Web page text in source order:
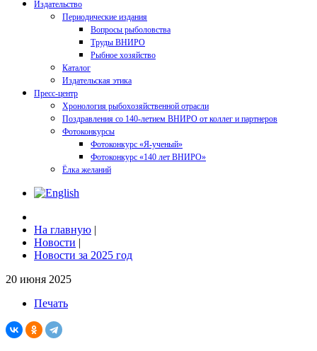
Издательство
Периодические издания
Вопросы рыболовства
Труды ВНИРО
Рыбное хозяйство
Каталог
Издательская этика
Пресс-центр
Хронология рыбохозяйственной отрасли
Поздравления со 140-летием ВНИРО от коллег и партнеров
Фотоконкурсы
Фотоконкурс «Я-ученый»
Фотоконкурс «140 лет ВНИРО»
Ёлка желаний
На главную |
Новости |
Новости за 2025 год
20 июня 2025
Печать